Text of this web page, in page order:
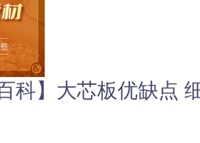
科】大芯板优缺点